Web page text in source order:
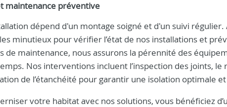
maintenance préventive
dépend d'un montage soigné et d'un suivi
minutieux pour vérifier l’état de nos installations et
de maintenance, nous assurons la pérennité des
Nos interventions incluent l’inspection des joints, le
de l’étanchéité pour garantir une isolation optimale
votre habitat avec nos solutions, vous bénéficiez